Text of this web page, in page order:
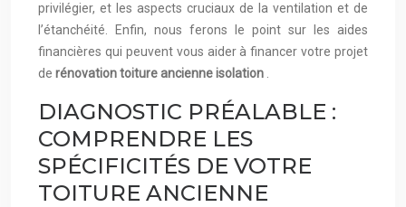
privilégier, et les aspects cruciaux de la ventilation et de
l’étanchéité. Enfin, nous ferons le point sur les aides
financières qui peuvent vous aider à financer votre projet
de rénovation toiture ancienne isolation
DIAGNOSTIC PRÉALABLE :
COMPRENDRE LES
SPÉCIFICITÉS DE VOTRE
TOITURE ANCIENNE